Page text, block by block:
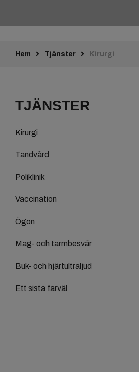
Hem Tjänster Kirurgi
TJÄNSTER
Kirurgi
Tandvård
Poliklinik
Vaccination
Ögon
Mag- och tarmbesvär
Buk- och hjärtultraljud
Ett sista farväl